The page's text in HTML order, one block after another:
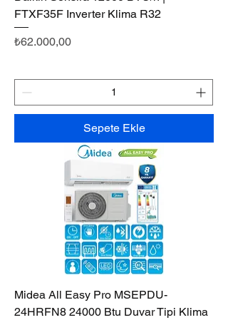
FTXF35F Inverter Klima R32
Fiyat
₺62.000,00
Sepete Ekle
Midea All Easy Pro MSEPDU-
24HRFN8 24000 Btu Duvar Tipi Klima